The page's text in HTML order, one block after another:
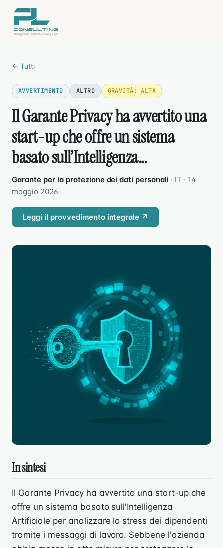
← Tutti
AVVERTIMENTO ALTRO GRAVITÀ: ALTA
Il Garante Privacy ha avvertito una
start-up che offre un sistema
basato sull’Intelligenza…
Garante per la protezione dei dati personali · IT · 14
maggio 2026
Leggi il provvedimento integrale ↗
In sintesi
Il Garante Privacy ha avvertito una start-up che
offre un sistema basato sull'Intelligenza
Artificiale per analizzare lo stress dei dipendenti
tramite i messaggi di lavoro. Sebbene l'azienda